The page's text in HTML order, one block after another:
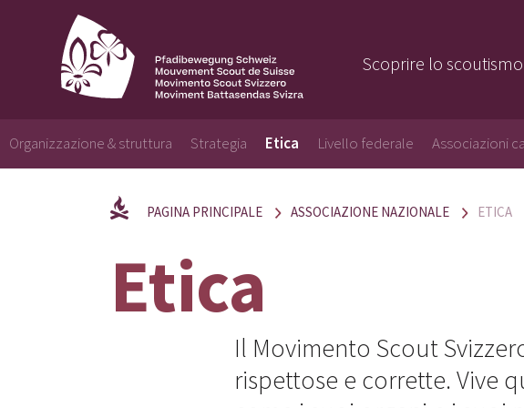
Scoprire lo scoutismo
Organizzazione & struttura Strategia Etica Livello federale Associazioni
PAGINA PRINCIPALE ASSOCIAZIONE NAZIONALE ETICA
Etica
Il Movimento Scout
rispettose e corrette. Vive